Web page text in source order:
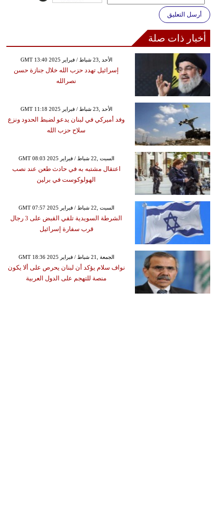
أرسل التعليق
أخبار ذات صلة
GMT 13:40 2025 الأحد ,23 شباط / فبراير
إسرائيل تهدد حزب الله خلال جنازة حسن
نصرالله
GMT 11:18 2025 الأحد ,23 شباط / فبراير
وفد أميركي في لبنان يدعو لضبط الحدود ونزع
سلاح حزب الله
GMT 08:03 2025 السبت ,22 شباط / فبراير
اعتقال مشتبه به في حادث طعن عند نصب
الهولوكوست في برلين
GMT 07:57 2025 السبت ,22 شباط / فبراير
الشرطة السويدية تلقي القبض على 3 رجال
قرب سفارة إسرائيل
GMT 18:36 2025 الجمعة ,21 شباط / فبراير
نواف سلام يؤكد أن لبنان يحرص على ألا يكون
منصة للتهجم على الدول العربية